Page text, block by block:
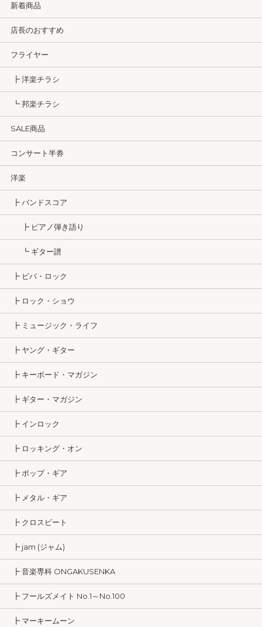
新着商品
店長のおすすめ
フライヤー
┣ 洋楽チラシ
┗ 邦楽チラシ
SALE商品
コンサート半券
洋楽
┣ バンドスコア
┣ ピアノ弾き語り
┗ ギター譜
┣ ビバ・ロック
┣ ロック・ショウ
┣ ミュージック・ライフ
┣ ヤング・ギター
┣ キーボード・マガジン
┣ ギター・マガジン
┣ インロック
┣ ロッキング・オン
┣ ポップ・ギア
┣ メタル・ギア
┣ クロスビート
┣ jam (ジャム)
┣ 音楽専科 ONGAKUSENKA
┣ フールズメイト No.1～No.100
┣ マーキームーン